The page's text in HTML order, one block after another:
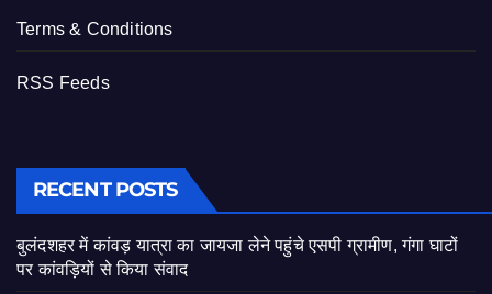
Terms & Conditions
RSS Feeds
RECENT POSTS
बुलंदशहर में कांवड़ यात्रा का जायजा लेने पहुंचे एसपी ग्रामीण, गंगा घाटों
पर कांवड़ियों से किया संवाद